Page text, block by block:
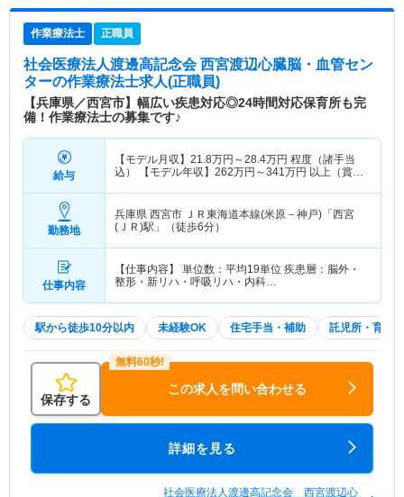
作業療法士 正職員
社会医療法人渡邊高記念会 西宮渡辺心臓脳・血管セン
ターの作業療法士求人(正職員)
【兵庫県／西宮市】幅広い疾患対応◎24時間対応保育所も完
備！作業療法士の募集です♪
給与
【モデル月収】 21.8万円～28.4万円 程度（諸手当
込） 【モデル年収】 262万円～341 万円 以上（賞与
勤務地
兵庫県 西宮市
ＪＲ東海道本線(米原－神戸)「西宮
(ＪＲ)駅」（徒歩6分）
仕事内容
【仕事内容】 単位数：平均19単位 疾患層：脳外・
整形・新リハ・呼吸リハ・内科…
駅から徒歩10分以内 未経験OK 住宅手当・補助 託児所・育児
保存する
この求人を問い合わせる
詳細を見る
社会医療法人渡邊高記念会 西宮渡辺心